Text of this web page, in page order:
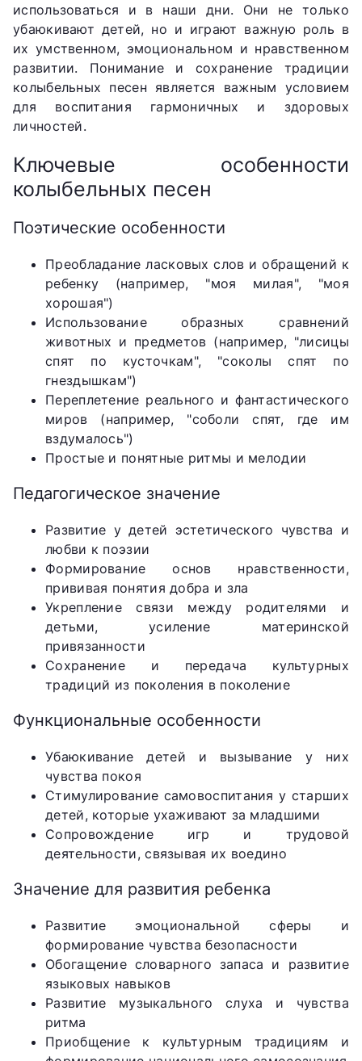
использоваться и в наши дни. Они не только
убаюкивают детей, но и играют важную роль в
их умственном, эмоциональном и нравственном
развитии. Понимание и сохранение традиции
колыбельных песен является важным условием
для воспитания гармоничных и здоровых
личностей.
Ключевые особенности
колыбельных песен
Поэтические особенности
Преобладание ласковых слов и обращений к
ребенку (например, "моя милая", "моя
хорошая")
Использование образных сравнений
животных и предметов (например, "лисицы
спят по кусточкам", "соколы спят по
гнездышкам")
Переплетение реального и фантастического
миров (например, "соболи спят, где им
вздумалось")
Простые и понятные ритмы и мелодии
Педагогическое значение
Развитие у детей эстетического чувства и
любви к поэзии
Формирование основ нравственности,
прививая понятия добра и зла
Укрепление связи между родителями и
детьми, усиление материнской
привязанности
Сохранение и передача культурных
традиций из поколения в поколение
Функциональные особенности
Убаюкивание детей и вызывание у них
чувства покоя
Стимулирование самовоспитания у старших
детей, которые ухаживают за младшими
Сопровождение игр и трудовой
деятельности, связывая их воедино
Значение для развития ребенка
Развитие эмоциональной сферы и
формирование чувства безопасности
Обогащение словарного запаса и развитие
языковых навыков
Развитие музыкального слуха и чувства
ритма
Приобщение к культурным традициям и